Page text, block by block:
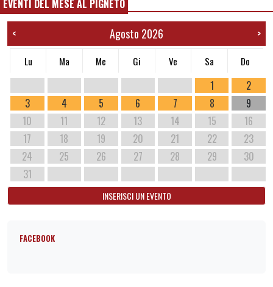
EVENTI DEL MESE AL PIGNETO
< Agosto 2026 >
Lu Ma Me Gi Ve Sa Do
1
2
3
4 5 6 7 8
9
10
11 12 13 14 15
16
17
18 19 20 21 22
23
24
25 26 27 28 29
30
31
INSERISCI UN EVENTO
FACEBOOK